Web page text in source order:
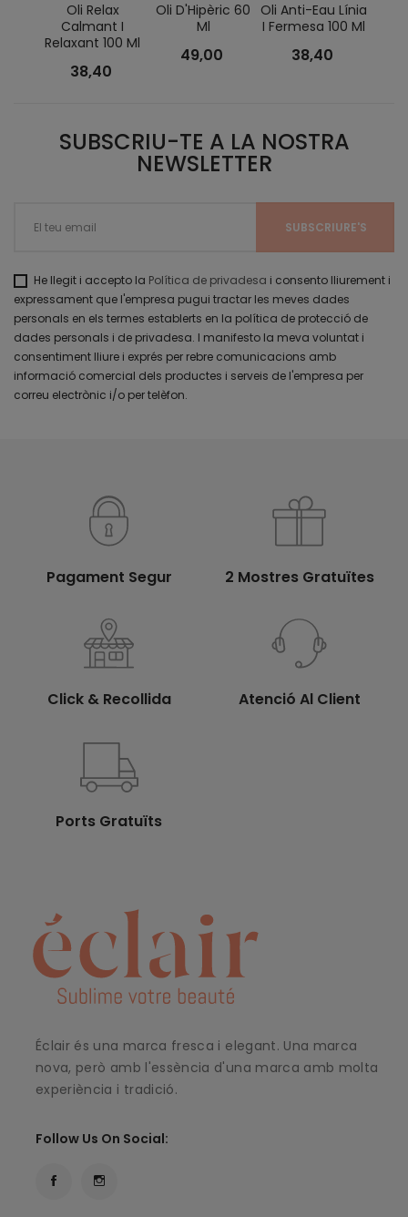
Oli Relax
Calmant I
Relaxant 100 Ml
38,40
Oli D'Hipèric 60
Ml
49,00
Oli Anti-Eau Línia
I Fermesa 100 Ml
38,40
SUBSCRIU-TE A LA NOSTRA
NEWSLETTER
He llegit i accepto la Política de privadesa i consento lliurement i
expressament que l'empresa pugui tractar les meves dades
personals en els termes establerts en la política de protecció de
dades personals i de privadesa. I manifesto la meva voluntat i
consentiment lliure i exprés per rebre comunicacions amb
informació comercial dels productes i serveis de l'empresa per
correu electrònic i/o per telèfon.
Pagament Segur 2 Mostres Gratuïtes
Click & Recollida Atenció Al Client
Ports Gratuïts
Éclair és una marca fresca i elegant. Una marca
nova, però amb l'essència d'una marca amb molta
experiència i tradició.
Follow Us On Social: